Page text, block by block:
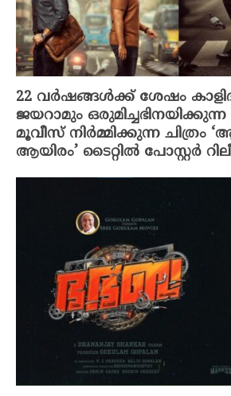
22 വർഷങ്ങൾക്ക് ശേഷം
ജയറാമും
മൂവീസ് നിർമ്മിക്കുന്ന ചിത്രം
ആയിരം’ ടൈറ്റിൽ പോസ്റ്റർ